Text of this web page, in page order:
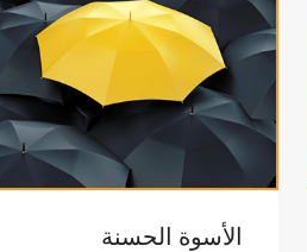
الأسوة الحسنة